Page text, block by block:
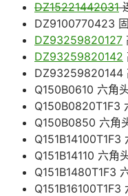
DZ15221442031
DZ9100770423
DZ93259820127
DZ93259820142
DZ93259820144
Q150B0610 六角
Q150B0820T1F3
Q150B0850 六角
Q151B14110 六角
Q151B1480T1F3